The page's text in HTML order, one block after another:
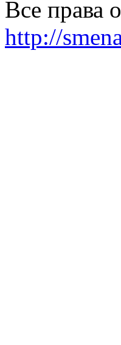
Все права
http://